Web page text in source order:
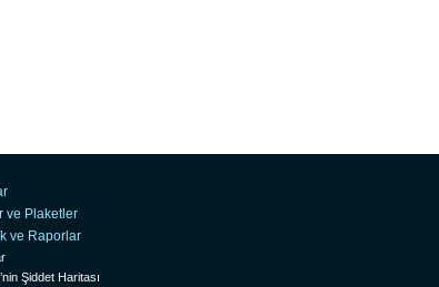
ve Plaketler
ve Raporlar
Şiddet Haritası